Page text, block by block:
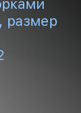
размер